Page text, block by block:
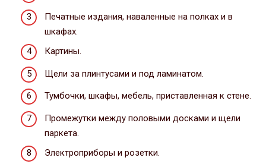
Печатные издания, наваленные на полках и в
шкафах.
Картины.
Щели за плинтусами и под ламинатом.
Тумбочки, шкафы, мебель, приставленная к стене.
Промежутки между половыми досками и щели
паркета.
Электроприборы и розетки.